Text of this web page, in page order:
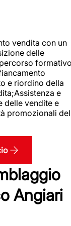
vendita con un
delle
e riordino della
e
delle vendite e
promozionali del
Angiari